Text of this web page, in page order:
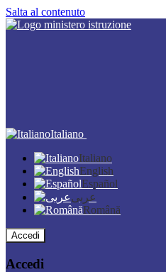
Salta al contenuto
Italiano
Italiano
English
Español
عربى
Română
Accedi
Accedi